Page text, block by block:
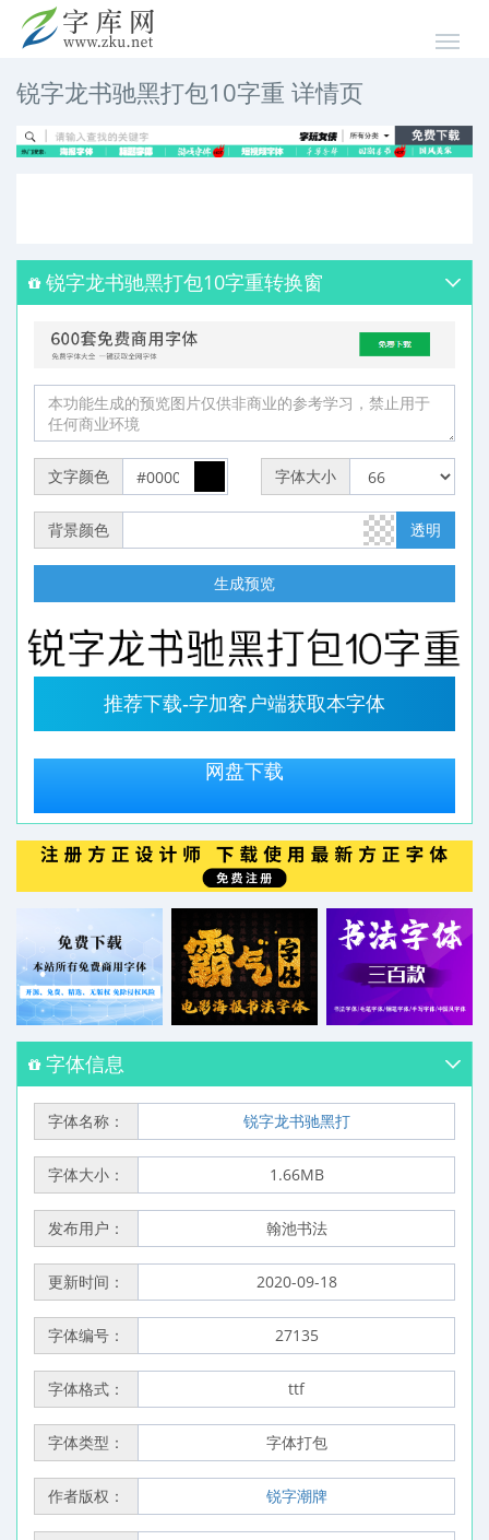
锐字龙书驰黑打包10字重 详情页
锐字龙书驰黑打包10字重转换窗
文字颜色 字体大小
背景颜色 透明
生成预览
推荐下载-字加客户端获取本字体
网盘下载
字体信息
字体名称： 锐字龙书驰黑打
字体大小： 1.66MB
发布用户： 翰池书法
更新时间： 2020-09-18
字体编号： 27135
字体格式： ttf
字体类型： 字体打包
作者版权： 锐字潮牌